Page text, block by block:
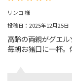
リンコ 様
投稿日：2025年12月25日
高齢の両親がグエル
毎朝お猪口に一杯。